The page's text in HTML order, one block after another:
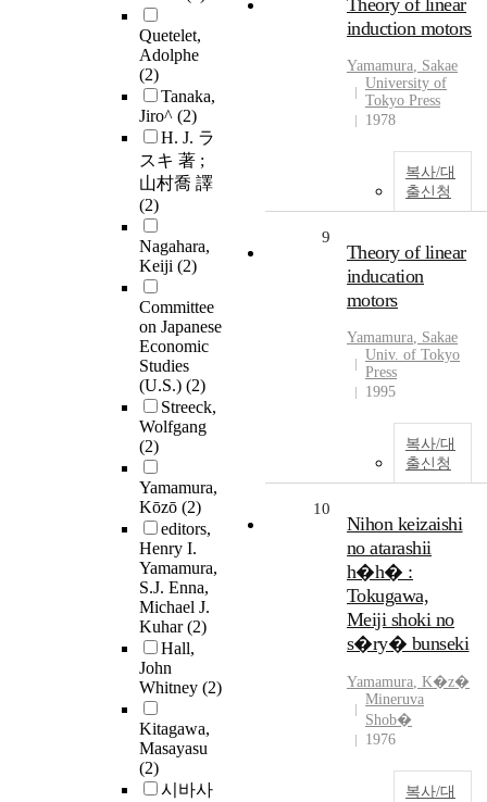
Quetelet,
Adolphe
(2)
Tanaka,
Jiro^ (2)
H. J. ラ
スキ 著 ;
山村喬 譯
(2)
Nagahara,
Keiji (2)
Committee
on Japanese
Economic
Studies
(U.S.) (2)
Streeck,
Wolfgang
(2)
Yamamura,
Kōzō (2)
editors,
Henry I.
Yamamura,
S.J. Enna,
Michael J.
Kuhar(2)
Hall,
John
Whitney (2)
Kitagawa,
Masayasu
(2)
시바사
Theory of linear
induction motors
Yamamura, Sakae
University of
Tokyo Press
1978
복사/대
출신청
9
Theory of linear
inducation
motors
Yamamura, Sakae
Univ. of Tokyo
Press
1995
복사/대
출신청
10
Nihon keizaishi
no atarashii
h�h� :
Tokugawa,
Meiji shoki no
s�ry� bunseki
Yamamura, K�z�
Mineruva
Shob�
1976
복사/대